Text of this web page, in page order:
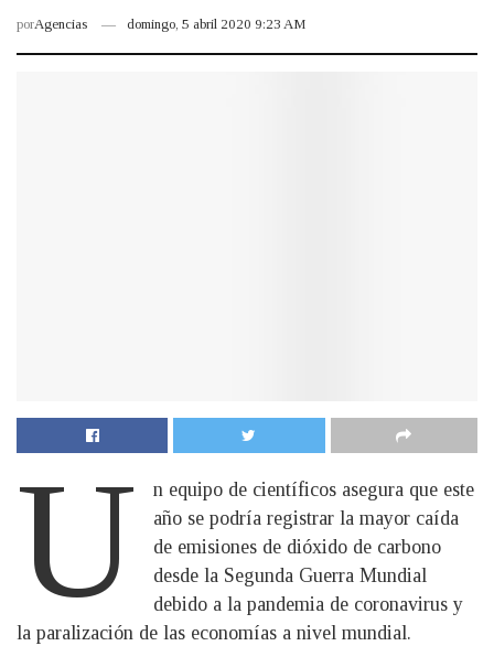
porAgencias domingo, 5 abril 2020 9:23 AM
U
n equipo de científicos asegura que este
año se podría registrar la mayor caída
de emisiones de dióxido de carbono
desde la Segunda Guerra Mundial
debido a la pandemia de coronavirus y
la paralización de las economías a nivel mundial.